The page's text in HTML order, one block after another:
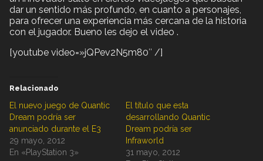
dar un sentido más profundo, en cuanto a personajes,
para ofrecer una experiencia más cercana de la historia
con el jugador. Bueno les dejo el video .
[youtube video=»jQPev2N5m80″ /]
Relacionado
El nuevo juego de Quantic
Dream podría ser
anunciado durante el E3
29 mayo, 2012
En «PlayStation 3»
El título que esta
desarrollando Quantic
Dream podría ser
Infraworld
31 mayo, 2012